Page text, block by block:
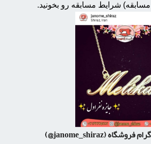
شرایط مسابقه رو بخونید.
فروشگاه(janome_shiraz@)